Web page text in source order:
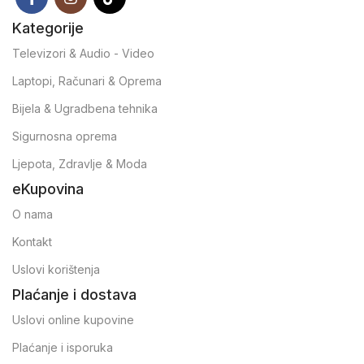
Kategorije
Televizori & Audio - Video
Laptopi, Računari & Oprema
Bijela & Ugradbena tehnika
Sigurnosna oprema
Ljepota, Zdravlje & Moda
eKupovina
O nama
Kontakt
Uslovi korištenja
Plaćanje i dostava
Uslovi online kupovine
Plaćanje i isporuka